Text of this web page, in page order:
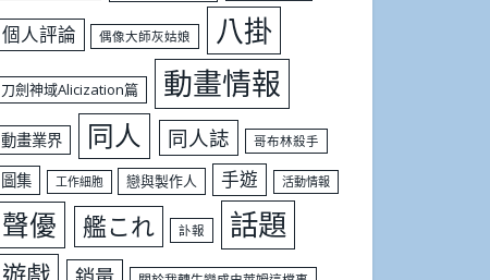
個人評論 偶像大師灰姑娘 八掛
刀劍神域Alicization篇 動畫情報
動畫業界 同人 同人誌 哥布林殺手
圖集 工作細胞 戀與製作人 手遊 活動情報
聲優 艦これ 訃報 話題